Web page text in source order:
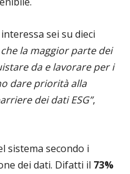
sei su dieci
la maggior parte dei
da e lavorare per i
dare priorità alla
dei dati ESG”,
sistema secondo i
dei dati. Difatti il 73%